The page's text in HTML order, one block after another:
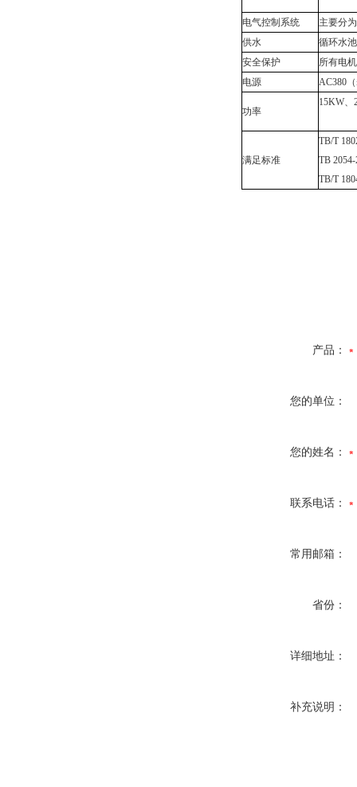
电气控制系统
主要分
供水
循环水
安全保护
所有电
电源
AC380
功率
15KW、
满足标准
TB/T
TB
TB/T
产品：
您的单位：
您的姓名：
联系电话：
常用邮箱：
省份：
详细地址：
补充说明：